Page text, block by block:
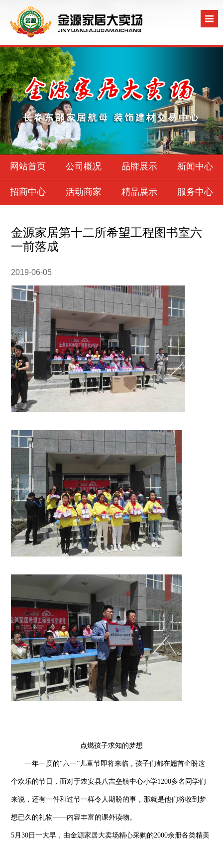
网站首页 公司概况 品牌展示 新闻中心
招商中心 活动商家 精品展示 服务中心
金源家居第十二所希望工程图书室六
一前落成
2019-06-05
点燃孩子求知的梦想
一年一度的“六一”儿童节即将来临，孩子们都在翘首企盼这
个欢乐的节日，而对于农安县八吉垒镇中心小学1200多名同学们
来说，还有一件和过节一样令人期盼的事，那就是他们将收到梦
想已久的礼物——内容丰富的课外读物。
5月30日一大早，由金源家居大卖场精心采购的2000余册各类精美